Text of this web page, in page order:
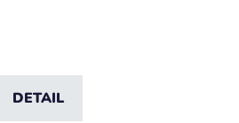
DETAIL